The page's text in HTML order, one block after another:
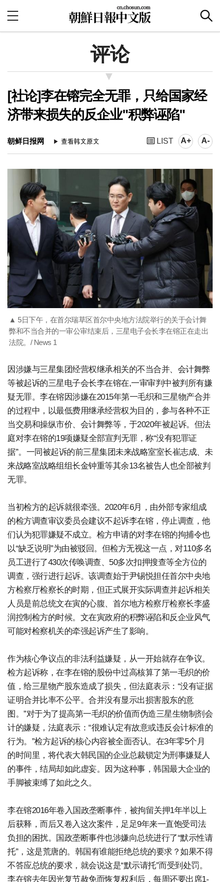
评论
[社论]李在镕完全无罪，只给国家经
济带来损失的反企业"积弊诬陷"
朝鲜日报网 LIST A+ A-
▲ 5日下午，在首尔瑞草区首尔中央地方法院举行的关于会计舞
弊和不当合并的一审公审结束后，三星电子会长李在镕正在走出
法院。/ News 1
因涉嫌与三星集团经营权继承相关的不当合并、会计舞弊
等被起诉的三星电子会长李在镕在,一审审判中被判所有嫌
疑无罪。李在镕因涉嫌在2015年第一毛织和三星物产合并
的过程中，以最低费用继承经营权为目的，参与各种不正
当交易和操纵市价、会计舞弊等，于2020年被起诉。但法
庭对李在镕的19项嫌疑全部宣判无罪，称“没有犯罪证
据”。一同被起诉的前三星集团未来战略室室长崔志成、未
来战略室战略组组长金钟重等其余13名被告人也全部被判
无罪。
当初检方的起诉就很牵强。2020年6月，由外部专家组成
的检方调查审议委员会建议不起诉李在镕，停止调查，他
们认为犯罪嫌疑不成立。检方申请的对李在镕的拘捕令也
以“缺乏说明”为由被驳回。但检方无视这一点，对110多名
员工进行了430次传唤调查、50多次扣押搜查等全方位的
调查，强行进行起诉。该调查始于尹锡悦担任首尔中央地
方检察厅检察长的时期，但正式展开实际调查并起诉相关
人员是前总统文在寅的心腹、首尔地方检察厅检察长李盛
润控制检方的时候。文在寅政府的积弊诬陷和反企业风气
可能对检察机关的牵强起诉产生了影响。
作为核心争议点的非法利益嫌疑，从一开始就存在争议。
检方起诉称，在李在镕的股份中过高核算了第一毛织的价
值，给三星物产股东造成了损失，但法庭表示：“没有证据
证明合并比率不公平。合并没有显示出损害股东的意
图。”对于为了提高第一毛织的价值而伪造三星生物制剂会
计的嫌疑，法庭表示：“很难认定有故意或违反会计标准的
行为。”检方起诉的核心内容被全面否认。在3年零5个月
的时间里，将代表大韩民国的企业总裁锁定为刑事嫌疑人
的事件，结局却如此虚妄。因为这种事，韩国最大企业的
手脚被束缚了如此之久。
李在镕2016年卷入国政垄断事件，被拘留关押1年半以上
后获释，而后又卷入这次案件，足足9年来一直饱受司法
负担的困扰。国政垄断事件也涉嫌向总统进行了“默示性请
托”，这是荒唐的。韩国有谁能拒绝总统的要求？如果不得
不答应总统的要求，就会说这是“默示请托”而受到处罚。
李在镕去年因光复节赦免而恢复权利后，每周还要出席1-